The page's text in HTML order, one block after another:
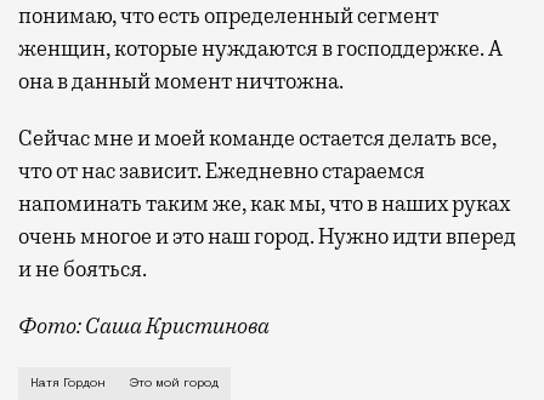
понимаю, что есть определенный сегмент
женщин, которые нуждаются в господдержке. А
она в данный момент ничтожна.
Сейчас мне и моей команде остается делать все,
что от нас зависит. Ежедневно стараемся
напоминать таким же, как мы, что в наших руках
очень многое и это наш город. Нужно идти вперед
и не бояться.
Фото: Саша Кристинова
О характерах московских адвокатов,
Катя Гордон Это мой город